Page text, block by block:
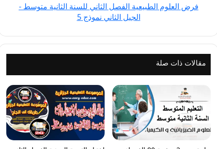
نموذج
5
فرض العلوم الطبيعية الفصل الثاني للسنة الثانية متوسط -
الجيل الثاني نموذج 5
مقالات ذات صلة